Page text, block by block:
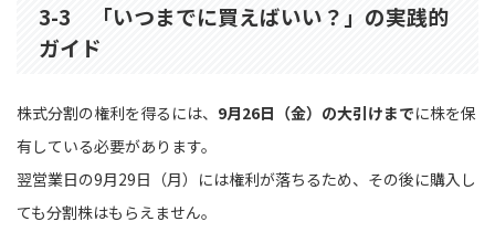
3-3 「いつまでに買えばいい？」の実践的
ガイド
株式分割の権利を得るには、 9月26日（金）の大引けまでに株を保
有している必要があります。
翌営業日の9月29日（月）には権利が落ちるため、その後に購入し
ても分割株はもらえません。